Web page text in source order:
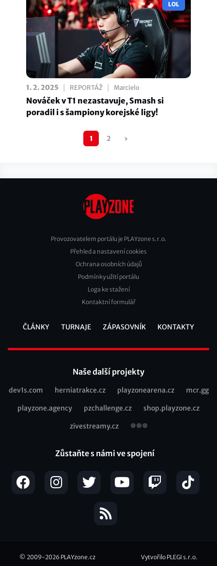
LOL
1. 2. 2025 REPORTÁŽ Marcielo
Nováček v T1 nezastavuje, Smash si
poradil i s šampiony korejské ligy!
1 2 ›
Footer
Provozovatelem portálu je PLAYzone s.r.o.
Přehled a nastavení cookies
Ochrana osobních údajů
Podmínky užití portálu
Loga ke stažení
Kontaktní formulář
ČLÁNKY TURNAJE ZÁPASOVNÍK KONTAKTY
Naše další projekty
Recommended
dev1s.com herniatrakce.cz playzonearena.cz mcr.gg
playzone.agency pzchallenge.cz shop.playzone.cz
zivestreamy.cz
Zůstaňte s námi ve spojení
© 2009-2026 PLAYzone.cz Vytvořilo PLEGI s.r.o.